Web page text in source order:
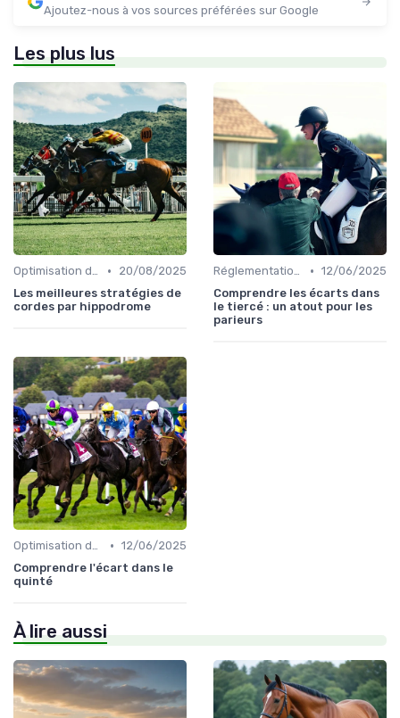
Ajoutez-nous à vos sources préférées sur Google
Les plus lus
Optimisation des performances •
20/08/2025
Les meilleures stratégies de
cordes par hippodrome
Réglementation des courses • 12/06/2025
Comprendre les écarts dans
le tiercé : un atout pour les
parieurs
Optimisation des performances • 12/06/2025
Comprendre l'écart dans le
quinté
À lire aussi